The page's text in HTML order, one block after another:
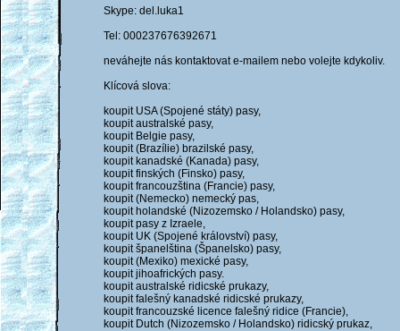
Skype: del.luka1
Tel: 000237676392671
neváhejte nás kontaktovat e-mailem nebo volejte kdykoliv.
Klícová slova:
koupit USA (Spojené státy) pasy,
koupit australské pasy,
koupit Belgie pasy,
koupit (Brazílie) brazilské pasy,
koupit kanadské (Kanada) pasy,
koupit finských (Finsko) pasy,
koupit francouzština (Francie) pasy,
koupit (Nemecko) nemecký pas,
koupit holandské (Nizozemsko / Holandsko) pasy,
koupit pasy z Izraele,
koupit UK (Spojené království) pasy,
koupit španelština (Španelsko) pasy,
koupit (Mexiko) mexické pasy,
koupit jihoafrických pasy.
koupit australské ridicské prukazy,
koupit falešný kanadské ridicské prukazy,
koupit francouzské licence falešný ridice (Francie),
koupit Dutch (Nizozemsko / Holandsko) ridicský prukaz,